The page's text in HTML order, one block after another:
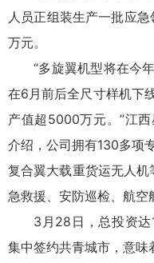
人员正组装生产一批应
万元。
“多旋翼机型将在今
在6月前后全尺寸样机下
产值超5000万元。”江
介绍，公司拥有130多项
复合翼大载重货运无人
急救援、安防巡检、航空
3月28日，总投资达
集中签约共青城市，意味